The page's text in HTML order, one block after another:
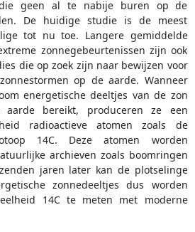
geen al te nabije buren op de
De huidige studie is de meest
tot nu toe. Langere gemiddelde
zonnegebeurtenissen zijn ook
die op zoek zijn naar bewijzen voor
op de aarde. Wanneer
energetische deeltjes van de zon
bereikt, produceren ze een
radioactieve atomen zoals de
14C. Deze atomen worden
archieven zoals boomringen
jaren later kan de plotselinge
zonnedeeltjes dus worden
14C te meten met moderne